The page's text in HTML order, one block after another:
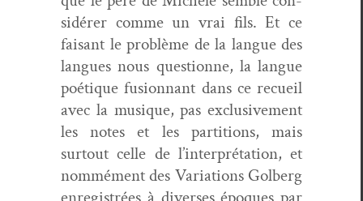
sid­ér­er comme un vrai fils.Et ce
faisant le prob­lème de la langue des
langues nous ques­tionne, la langue
poé­tique fusionnant dans ce recueil
avec la musique, pas exclu­sive­ment
les notes et les par­ti­tions, mais
surtout celle de l’interprétation, et
nommémentdes Vari­a­tions Gol­berg